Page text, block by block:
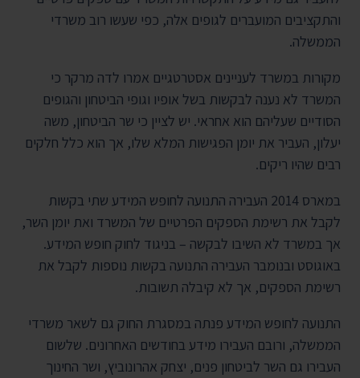
והתקציבים המועברים לגופים אלה, כפי שעשו רוב משרדי
הממשלה.
מקורות במשרד לעניינים אסטרטגיים אמרו לדה מרקר כי
המשרד לא נענה לבקשות בשל אופיו וגופי הביטחון והגופים
הסודיים שעליהם הוא אחראי. יש לציין כי שר הביטחון, משה
יעלון, העביר את יומן הפגישות המלא שלו, אך הוא כלל חלקים
רבים שהיו ריקים.
במארס 2014 העבירה התנועה לחופש המידע שתי בקשות
לקבל את רשימת הספקים הפרטיים של המשרד ואת יומן השר,
אך במשרד לא השיבו לבקשה – בניגוד לחוק חופש המידע.
באוגוסט ובנומבר העבירה התנועה בקשות נוספות לקבל את
רשימת הספקים, אך לא קיבלה תשובות.
התנועה לחופש המידע פנתה במסגרת החוק גם לשאר משרדי
הממשלה, ורובם העבירו מידע בחודשים האחרונים. שלשום
העבירו גם השר לביטחון פנים, יצחק אהרונוביץ, ושר החינוך